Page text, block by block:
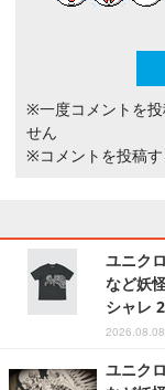
※一度コメントを
せん
※コメントを投稿
ユニク
など妖
シャレ
ユニク